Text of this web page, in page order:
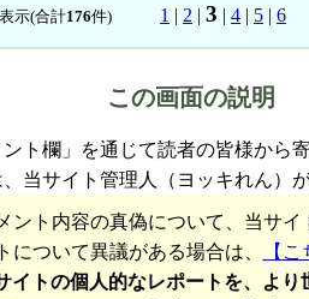
示(合計176件) 1 | 2 | 3 | 4 | 5 | 6
この画面の説明
ト欄」を通じて読者の皆様から
当サイト管理人（ヨッキれん）
ト内容の真偽について、当サイ
ついて異議がある場合は、
【
イトの個人的なレポートを、より